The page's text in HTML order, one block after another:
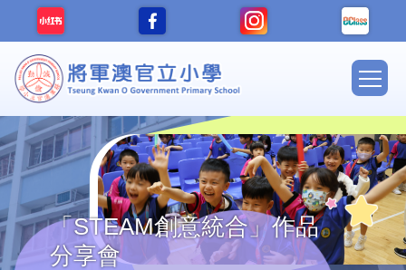
移至主內容
Main
「STEAM創意統合」作品
分享會